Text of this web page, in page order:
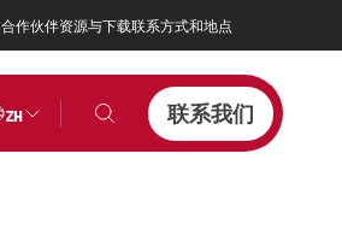
合作伙伴资源与下载联系方式和地点
ZH 联系我们